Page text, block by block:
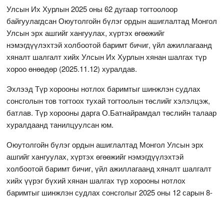
Улсын Их Хурлын 2025 оны 62 дугаар тогтоолоор
байгуулагдсан Оюутолгойн бүлэг ордын ашиглалтад Монгол
Улсын эрх ашгийг хангуулах, хүртэх өгөөжийг
нэмэгдүүлэхтэй холбоотой баримт бичиг, үйл ажиллагаанд
хяналт шалгалт хийх Улсын Их Хурлын хянан шалгах түр
хороо өнөөдөр (2025.11.12) хуралдав.
Эхлээд Түр хорооны нотлох баримтыг шинжлэн судлах
сонсголын тов тогтоох тухай тогтоолын төслийг хэлэлцэж,
батлав. Түр хорооны дарга О.Батнайрамдал төслийн талаар
хуралдаанд танилцуулсан юм.
Оюутолгойн бүлэг ордын ашиглалтад Монгол Улсын эрх
ашгийг хангуулах, хүртэх өгөөжийг нэмэгдүүлэхтэй
холбоотой баримт бичиг, үйл ажиллагаанд хяналт шалгалт
хийх үүрэг бүхий хянан шалгах түр хорооны нотлох
баримтыг шинжлэн судлах сонсголыг 2025 оны 12 сарын 8-